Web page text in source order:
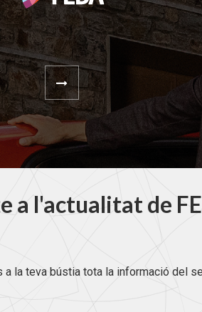
a l'actualitat de
a la teva bústia tota la informació del